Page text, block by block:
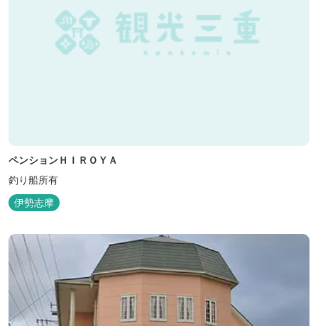
ペンションＨＩＲＯＹＡ
釣り船所有
伊勢志摩